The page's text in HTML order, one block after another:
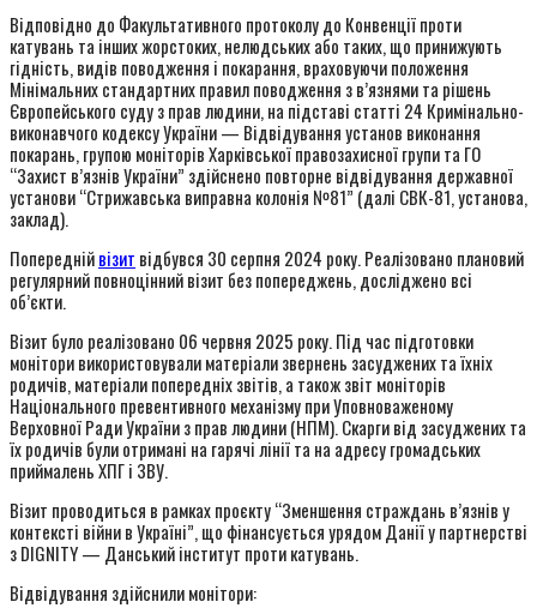
Відповідно до Факультативного протоколу до Конвенції проти
катувань та інших жорстоких, нелюдських або таких, що принижують
гідність, видів поводження і покарання, враховуючи положення
Мінімальних стандартних правил поводження з в’язнями та рішень
Європейського суду з прав людини, на підставі статті 24 Кримінально-
виконавчого кодексу України — Відвідування установ виконання
покарань, групою моніторів Харківської правозахисної групи та ГО
“Захист в’язнів України” здійснено повторне відвідування державної
установи “Стрижавська виправна колонія №81” (далі СВК-81, установа,
заклад).
Попереднійвізит відбувся 30 серпня 2024 року. Реалізовано плановий
регулярний повноцінний візит без попереджень, досліджено всі
об’єкти.
Візит було реалізовано 06 червня 2025 року. Під час підготовки
монітори використовували матеріали звернень засуджених та їхніх
родичів, матеріали попередніх звітів, а також звіт моніторів
Національного превентивного механізму при Уповноваженому
Верховної Ради України з прав людини (НПМ). Скарги від засуджених та
їх родичів були отримані на гарячі лінії та на адресу громадських
приймалень ХПГ і ЗВУ.
Візит проводиться в рамках проєкту “Зменшення страждань в’язнів у
контексті війни в Україні”, що фінансується урядом Данії у партнерстві
з DIGNITY — Данський інститут проти катувань.
Відвідування здійснили монітори: